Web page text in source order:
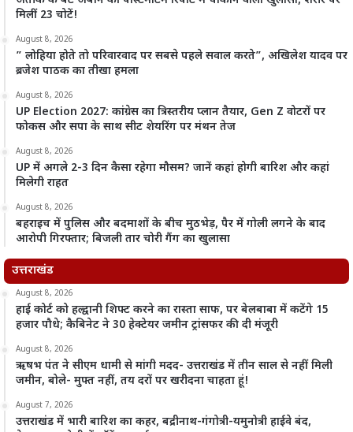
मिलीं 23 चोटें!
August 8, 2026
” लोहिया होते तो परिवारवाद पर सबसे पहले सवाल करते”, अखिलेश यादव पर
ब्रजेश पाठक का तीखा हमला
August 8, 2026
UP Election 2027: कांग्रेस का त्रिस्तरीय प्लान तैयार, Gen Z वोटरों पर
फोकस और सपा के साथ सीट शेयरिंग पर मंथन तेज
August 8, 2026
UP में अगले 2-3 दिन कैसा रहेगा मौसम? जानें कहां होगी बारिश और कहां
मिलेगी राहत
August 8, 2026
बहराइच में पुलिस और बदमाशों के बीच मुठभेड़, पैर में गोली लगने के बाद
आरोपी गिरफ्तार; बिजली तार चोरी गैंग का खुलासा
उत्तराखंड
August 8, 2026
हाई कोर्ट को हल्द्वानी शिफ्ट करने का रास्ता साफ, पर बेलबाबा में कटेंगे 15
हजार पौधे; कैबिनेट ने 30 हेक्टेयर जमीन ट्रांसफर की दी मंजूरी
August 8, 2026
ऋषभ पंत ने सीएम धामी से मांगी मदद- उत्तराखंड में तीन साल से नहीं मिली
जमीन, बोले- मुफ्त नहीं, तय दरों पर खरीदना चाहता हूं!
August 7, 2026
उत्तराखंड में भारी बारिश का कहर, बद्रीनाथ-गंगोत्री-यमुनोत्री हाईवे बंद,